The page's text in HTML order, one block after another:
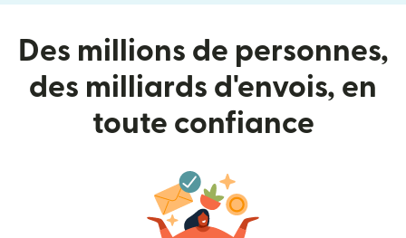
Des millions de personnes,
des milliards d'envois, en
toute confiance